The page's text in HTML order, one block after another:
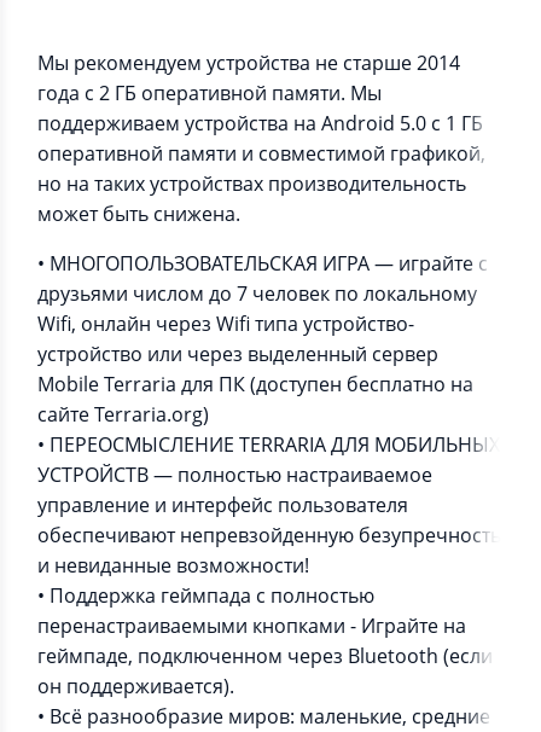
Мы рекомендуем устройства не старше 2014
года с 2 ГБ оперативной памяти. Мы
поддерживаем устройства на Android 5.0 с 1 ГБ
оперативной памяти и совместимой графикой,
но на таких устройствах производительность
может быть снижена.
• МНОГОПОЛЬЗОВАТЕЛЬСКАЯ ИГРА — играйте с
друзьями числом до 7 человек по локальному
Wifi, онлайн через Wifi типа устройство-
устройство или через выделенный сервер
Mobile Terraria для ПК (доступен бесплатно на
сайте Terraria.org)
• ПЕРЕОСМЫСЛЕНИЕ TERRARIA ДЛЯ МОБИЛЬНЫХ
УСТРОЙСТВ — полностью настраиваемое
управление и интерфейс пользователя
обеспечивают непревзойденную безупречность
и невиданные возможности!
• Поддержка геймпада с полностью
перенастраиваемыми кнопками - Играйте на
геймпаде, подключенном через Bluetooth (если
он поддерживается).
• Всё разнообразие миров: маленькие, средние